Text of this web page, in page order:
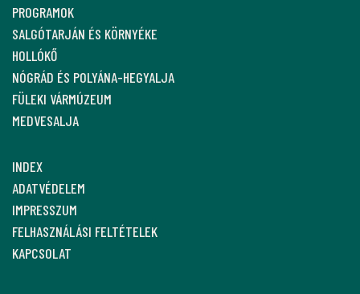
PROGRAMOK
SALGÓTARJÁN ÉS KÖRNYÉKE
HOLLÓKŐ
NÓGRÁD ÉS POLYÁNA-HEGYALJA
FÜLEKI VÁRMÚZEUM
MEDVESALJA
INDEX
ADATVÉDELEM
IMPRESSZUM
FELHASZNÁLÁSI FELTÉTELEK
KAPCSOLAT